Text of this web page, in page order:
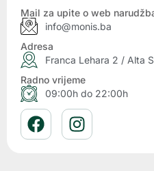
Mail za upite o web
info@monis.ba
Adresa
Franca Lehara 2 / Alta
Radno vrijeme
09:00h do 22:00h